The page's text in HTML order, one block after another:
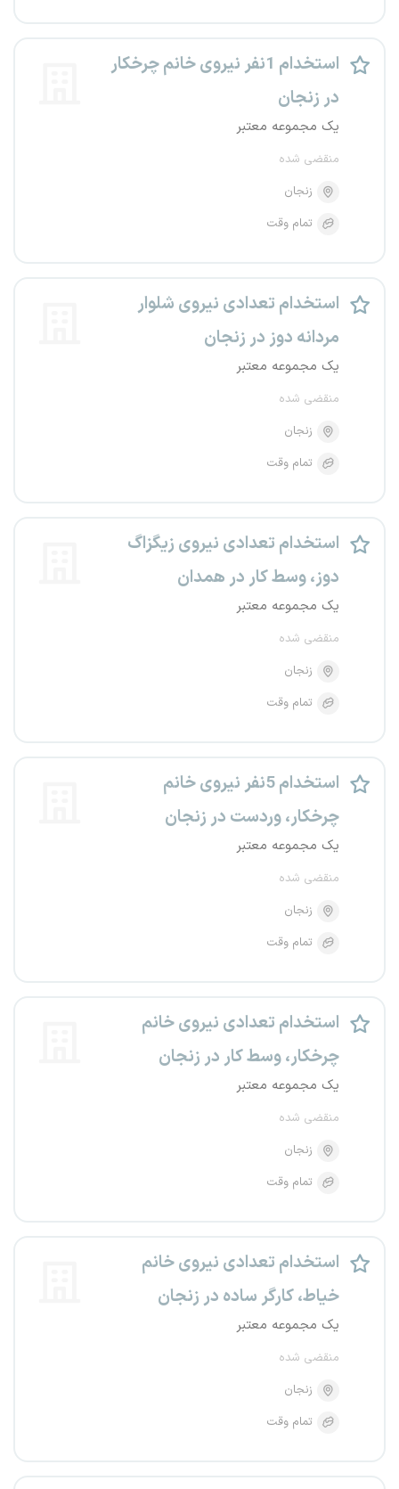
استخدام 1نفر نیروی خانم چرخکار
در زنجان
یک مجموعه معتبر
منقضی شده
زنجان
تمام وقت
استخدام تعدادی نیروی شلوار
مردانه دوز در زنجان
یک مجموعه معتبر
منقضی شده
زنجان
تمام وقت
استخدام تعدادی نیروی زیگزاگ
دوز، وسط کار در همدان
یک مجموعه معتبر
منقضی شده
زنجان
تمام وقت
استخدام 5نفر نیروی خانم
چرخکار، وردست در زنجان
یک مجموعه معتبر
منقضی شده
زنجان
تمام وقت
استخدام تعدادی نیروی خانم
چرخکار، وسط کار در زنجان
یک مجموعه معتبر
منقضی شده
زنجان
تمام وقت
استخدام تعدادی نیروی خانم
خیاط، کارگر ساده در زنجان
یک مجموعه معتبر
منقضی شده
زنجان
تمام وقت